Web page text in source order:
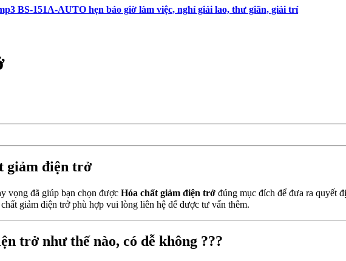
BS-151A-AUTO hẹn báo giờ làm việc, nghỉ giải lao, thư giãn, giải trí
giảm điện trở
vọng đã giúp bạn chọn được Hóa chất giảm điện trở đúng mục đích để đưa ra quyết
giảm điện trở phù hợp vui lòng liên hệ để được tư vấn thêm.
trở như thế nào, có dễ không ???